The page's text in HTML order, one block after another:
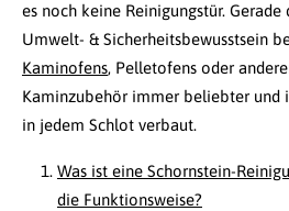
es noch keine Reinigungstür. Gerade
Umwelt- & Sicherheitsbewusstsein
Kaminofens, Pelletofens oder
Kaminzubehör immer beliebter
in jedem Schlot verbaut.
Was ist eine Schornstein-
die Funktionsweise?